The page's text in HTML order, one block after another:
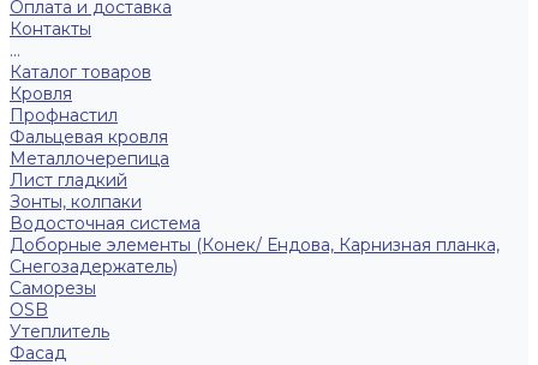
Оплата и доставка
Контакты
...
Каталог товаров
Кровля
Профнастил
Фальцевая кровля
Металлочерепица
Лист гладкий
Зонты, колпаки
Водосточная система
Доборные элементы (Конек/ Ендова, Карнизная планка,
Снегозадержатель)
Саморезы
ОSB
Утеплитель
Фасад